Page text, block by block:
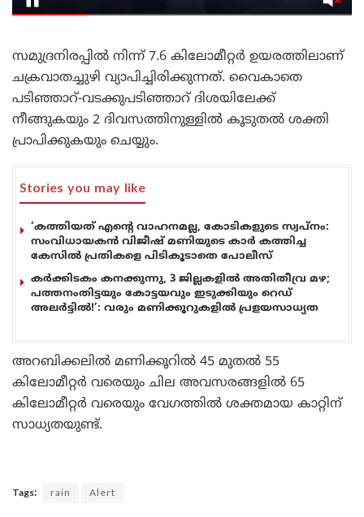
സമുദ്രനിരപ്പിൽ നിന്ന് 7.6 കിലോമീറ്റർ ഉയരത്തിലാണ്
ചക്രവാതച്ചുഴി വ്യാപിച്ചിരിക്കുന്നത്. വൈകാതെ
പടിഞ്ഞാറ്-വടക്കുപടിഞ്ഞാറ് ദിശയിലേക്ക്
നീങ്ങുകയും 2 ദിവസത്തിനുള്ളിൽ കൂടുതൽ ശക്തി
പ്രാപിക്കുകയും ചെയ്യും.
Stories you may like
‘കത്തിയത് എന്റെ വാഹനമല്ല, കോടികളുടെ സ്വപ്നം:
സംവിധായകൻ വിജീഷ് മണിയുടെ കാർ കത്തിച്ച
കേസിൽ പ്രതികളെ പിടികൂടാതെ പോലീസ്
കർക്കിടകം കനക്കുന്നു, 3 ജില്ലകളിൽ അതിതീവ്ര മഴ;
പത്തനംതിട്ടയും കോട്ടയവും ഇടുക്കിയും റെഡ്
അലർട്ടിൽ!’: വരും മണിക്കൂറുകളിൽ പ്രളയസാധ്യത
അറബിക്കലിൽ മണിക്കൂറിൽ 45 മുതൽ 55
കിലോമീറ്റർ വരെയും ചില അവസരങ്ങളിൽ 65
കിലോമീറ്റർ വരെയും വേഗത്തിൽ ശക്തമായ കാറ്റിന്
സാധ്യതയുണ്ട്.
Tags: rain Alert